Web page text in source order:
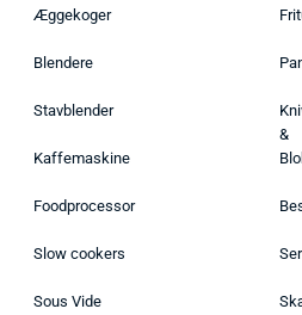
Æggekoger
Blendere
Stavblender
Kaffemaskine
Foodprocessor
Slow cookers
Sous Vide
&